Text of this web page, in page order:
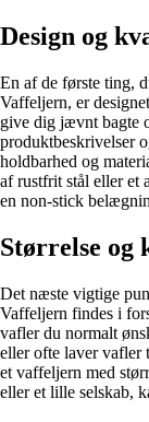
Design og
En af de første ting,
Vaffeljern, er
give dig jævnt bagte
produktbeskrivelser
holdbarhed og
af rustfrit stål eller et
en non-stick
Størrelse og
Det næste vigtige
Vaffeljern findes i
vafler du normalt
eller ofte laver vafler
et vaffeljern med
eller et lille selskab,